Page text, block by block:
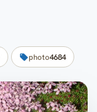
photo4684